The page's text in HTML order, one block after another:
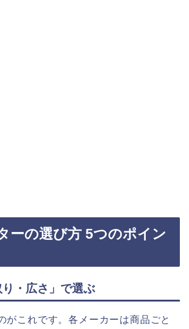
ーの選び方 5つのポイン
・広さ」で選ぶ
がこれです。各メーカーは商品ごと